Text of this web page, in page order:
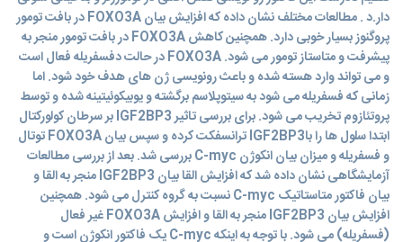
دار.د . مطالعات مختلف نشان داده که افزایش بیان FOXO3A در بافت تومور
پروگنوز بسیار خوبی دارد. همچنین کاهش FOXO3A در بافت تومور منجر به
پیشرفت و متاستاز تومور می شود. FOXO3A در حالت دفسفریله فعال است
و می تواند وارد هسته شده و باعث رونویسی ژن های هدف خود شود. اما
زمانی که فسفریله می شود به سیتوپلاسم برگشته و یوبیکوئیتینه شده و توسط
پروتئازوم تخریب می شود. برای بررسی تاثیر IGF2BP3 بر سرطان کولورکتال
ابتدا سلول ها را باIGF2BP3 ترانسفکت کرده و سپس بیان FOXO3A توتال
و فسفریله و میزان بیان انکوژن C-myc بررسی شد. بعد از بررسی مطالعات
آزمایشگاهی نشان داده شد که افزایش القا بیان IGF2BP3 منجر به القا و
بیان فاکتور متاستاتیک C-myc نسبت به گروه کنترل می شود. همچنین
افزایش بیان IGF2BP3 منجر به القا و افزایش FOXO3A غیر فعال
(فسفریله) می شود. با توجه به اینکه C-myc یک فاکتور انکوژن است و